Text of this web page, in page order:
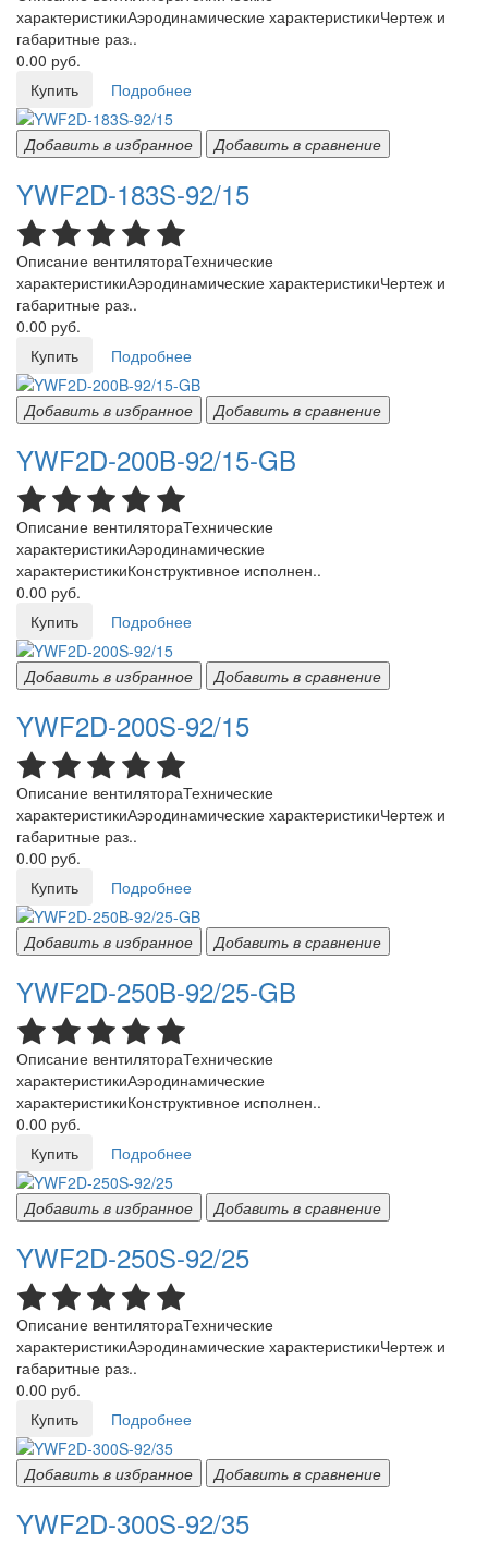
характеристикиАэродинамические характеристикиЧертеж и
габаритные раз..
0.00 руб.
Купить
Подробнее
Добавить в избранное Добавить в сравнение
YWF2D-183S-92/15
Описание вентилятораТехнические
характеристикиАэродинамические характеристикиЧертеж и
габаритные раз..
0.00 руб.
Купить
Подробнее
Добавить в избранное Добавить в сравнение
YWF2D-200B-92/15-GB
Описание вентилятораТехнические
характеристикиАэродинамические
характеристикиКонструктивное исполнен..
0.00 руб.
Купить
Подробнее
Добавить в избранное Добавить в сравнение
YWF2D-200S-92/15
Описание вентилятораТехнические
характеристикиАэродинамические характеристикиЧертеж и
габаритные раз..
0.00 руб.
Купить
Подробнее
Добавить в избранное Добавить в сравнение
YWF2D-250B-92/25-GB
Описание вентилятораТехнические
характеристикиАэродинамические
характеристикиКонструктивное исполнен..
0.00 руб.
Купить
Подробнее
Добавить в избранное Добавить в сравнение
YWF2D-250S-92/25
Описание вентилятораТехнические
характеристикиАэродинамические характеристикиЧертеж и
габаритные раз..
0.00 руб.
Купить
Подробнее
Добавить в избранное Добавить в сравнение
YWF2D-300S-92/35